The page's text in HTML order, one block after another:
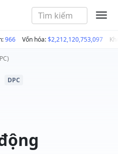
966 Vốn hóa:$2,212,120,753,097
DPC